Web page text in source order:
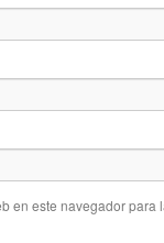
en este navegador para